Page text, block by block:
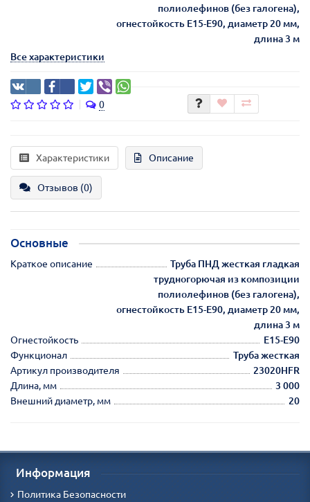
полиолефинов (без галогена),
огнестойкость E15-E90, диаметр 20 мм,
длина 3 м
Все характеристики
0
Характеристики Описание
Отзывов (0)
Основные
Краткое описание
Труба ПНД жесткая гладкая
трудногорючая из композиции
полиолефинов (без галогена),
огнестойкость E15-E90, диаметр 20 мм,
длина 3 м
Огнестойкость
E15-E90
Функционал
Труба жесткая
Артикул производителя
23020HFR
Длина, мм
3 000
Внешний диаметр, мм
20
Информация
Политика Безопасности